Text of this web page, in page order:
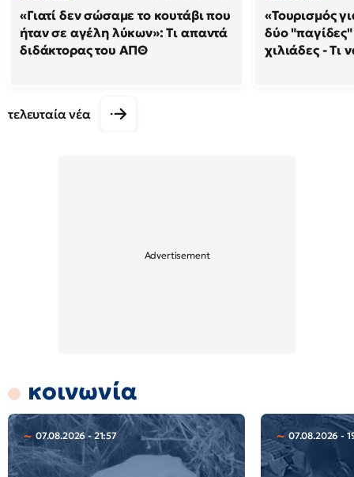
«Γιατί δεν σώσαμε το κουτάβι που
ήταν σε αγέλη λύκων»: Τι απαντά
διδάκτορας του ΑΠΘ
«Τουρισμός
δύο
χιλιάδες - Τι
τελευταία νέα
κοινωνία
07.08.2026 - 21:57 07.08.2026 -